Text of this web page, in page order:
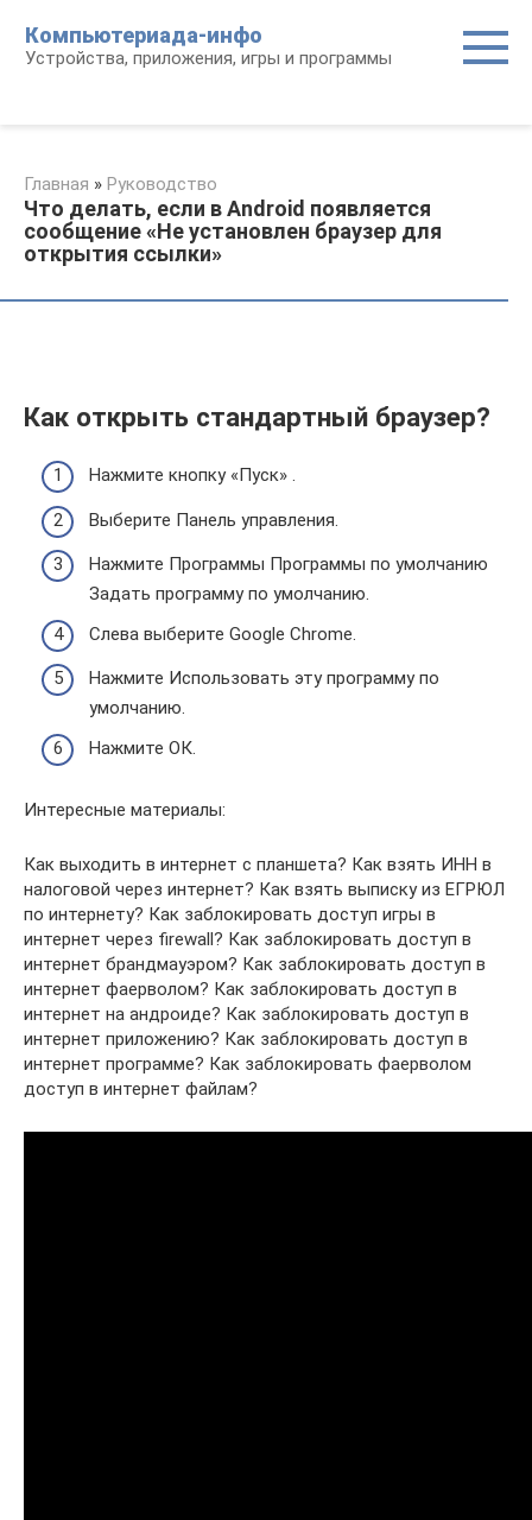
контенту
Компьютериада-инфо
Устройства, приложения, игры и программы
Главная » Руководство
Что делать, если в Android появляется
сообщение «Не установлен браузер для
открытия ссылки»
Как открыть стандартный браузер?
Нажмите кнопку «Пуск» .
Выберите Панель управления.
Нажмите Программы Программы по умолчанию
Задать программу по умолчанию.
Слева выберите Google Chrome.
Нажмите Использовать эту программу по
умолчанию.
Нажмите ОК.
Интересные материалы:
Как выходить в интернет с планшета? Как взять ИНН в
налоговой через интернет? Как взять выписку из ЕГРЮЛ
по интернету? Как заблокировать доступ игры в
интернет через firewall? Как заблокировать доступ в
интернет брандмауэром? Как заблокировать доступ в
интернет фаерволом? Как заблокировать доступ в
интернет на андроиде? Как заблокировать доступ в
интернет приложению? Как заблокировать доступ в
интернет программе? Как заблокировать фаерволом
доступ в интернет файлам?